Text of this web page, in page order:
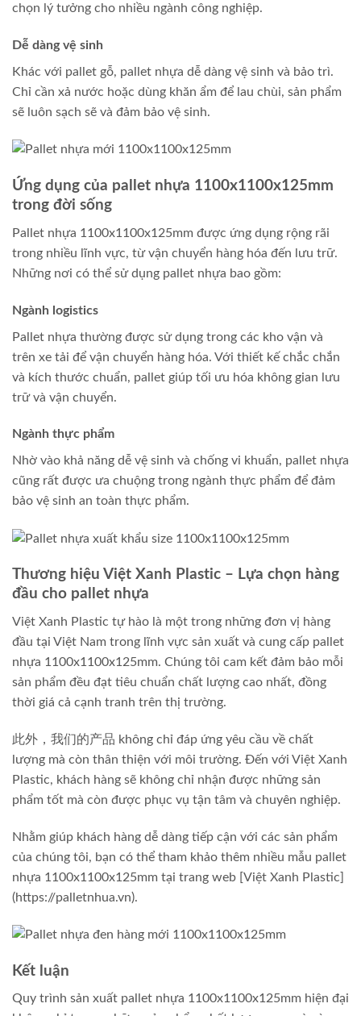
chọn lý tưởng cho nhiều ngành công nghiệp.
Dễ dàng vệ sinh
Khác với pallet gỗ, pallet nhựa dễ dàng vệ sinh và bảo trì.
Chỉ cần xả nước hoặc dùng khăn ẩm để lau chùi, sản phẩm
sẽ luôn sạch sẽ và đảm bảo vệ sinh.
Ứng dụng của pallet nhựa 1100x1100x125mm
trong đời sống
Pallet nhựa 1100x1100x125mm được ứng dụng rộng rãi
trong nhiều lĩnh vực, từ vận chuyển hàng hóa đến lưu trữ.
Những nơi có thể sử dụng pallet nhựa bao gồm:
Ngành logistics
Pallet nhựa thường được sử dụng trong các kho vận và
trên xe tải để vận chuyển hàng hóa. Với thiết kế chắc chắn
và kích thước chuẩn, pallet giúp tối ưu hóa không gian lưu
trữ và vận chuyển.
Ngành thực phẩm
Nhờ vào khả năng dễ vệ sinh và chống vi khuẩn, pallet nhựa
cũng rất được ưa chuộng trong ngành thực phẩm để đảm
bảo vệ sinh an toàn thực phẩm.
Thương hiệu Việt Xanh Plastic – Lựa chọn hàng
đầu cho pallet nhựa
Việt Xanh Plastic tự hào là một trong những đơn vị hàng
đầu tại Việt Nam trong lĩnh vực sản xuất và cung cấp pallet
nhựa 1100x1100x125mm. Chúng tôi cam kết đảm bảo mỗi
sản phẩm đều đạt tiêu chuẩn chất lượng cao nhất, đồng
thời giá cả cạnh tranh trên thị trường.
此外，我们的产品 không chỉ đáp ứng yêu cầu về chất
lượng mà còn thân thiện với môi trường. Đến với Việt Xanh
Plastic, khách hàng sẽ không chỉ nhận được những sản
phẩm tốt mà còn được phục vụ tận tâm và chuyên nghiệp.
Nhằm giúp khách hàng dễ dàng tiếp cận với các sản phẩm
của chúng tôi, bạn có thể tham khảo thêm nhiều mẫu pallet
nhựa 1100x1100x125mm tại trang web [Việt Xanh Plastic]
(https://palletnhua.vn).
Kết luận
Quy trình sản xuất pallet nhựa 1100x1100x125mm hiện đại